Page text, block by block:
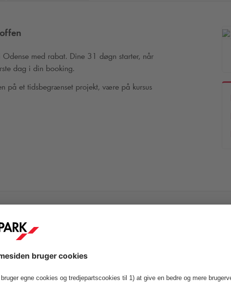
med rabat. Dine 31 døgn starter, når
dag i din booking.
på et tidsbegrænset projekt, være på kursus